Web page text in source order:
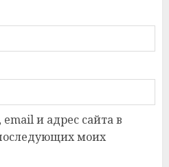
и адрес сайта в
моих